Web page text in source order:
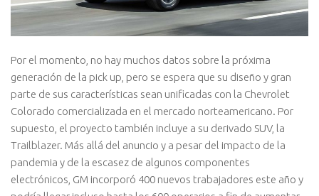
Por el momento, no hay muchos datos sobre la próxima
generación de la pick up, pero se espera que su diseño y gran
parte de sus características sean unificadas con la Chevrolet
Colorado comercializada en el mercado norteamericano. Por
supuesto, el proyecto también incluye a su derivado SUV, la
Trailblazer. Más allá del anuncio y a pesar del impacto de la
pandemia y de la escasez de algunos componentes
electrónicos, GM incorporó 400 nuevos trabajadores este año y